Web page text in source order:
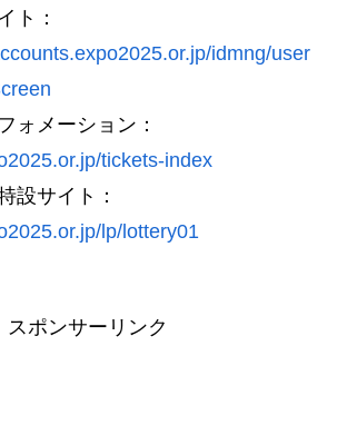
ト：
idmng/user
ォメーション：
tickets-index
設サイト：
lp/lottery01
スポンサーリンク